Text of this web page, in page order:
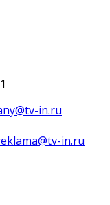
in.ru
in.ru